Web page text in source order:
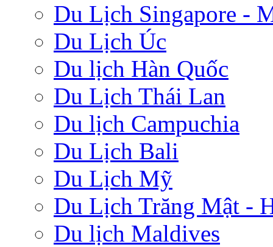
Du Lịch Singapore -
Du Lịch Úc
Du lịch Hàn Quốc
Du Lịch Thái Lan
Du lịch Campuchia
Du Lịch Bali
Du Lịch Mỹ
Du Lịch Trăng Mật -
Du lịch Maldives